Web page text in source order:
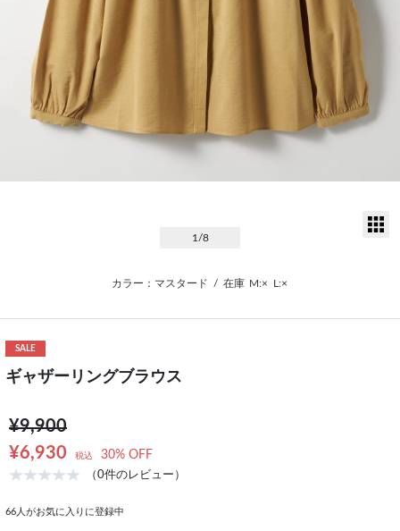
1 /8
カラー：マスタード / 在庫 M:× L:×
SALE
ギャザーリングブラウス
¥9,900
¥6,930
税込 30% OFF
（0件のレビュー）
66 人がお気に入りに登録中